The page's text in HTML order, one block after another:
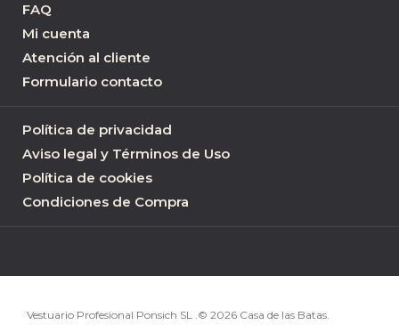
FAQ
Mi cuenta
Atención al cliente
Formulario contacto
Política de privacidad
Aviso legal y Términos de Uso
Política de cookies
Condiciones de Compra
Vestuario Profesional Ponsich SL .© 2026 Casa de las Batas.